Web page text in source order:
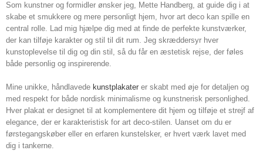
Som kunstner og formidler ønsker jeg, Mette Handberg, at guide dig i at
skabe et smukkere og mere personligt hjem, hvor art deco kan spille en
central rolle. Lad mig hjælpe dig med at finde de perfekte kunstværker,
der kan tilføje karakter og stil til dit rum. Jeg skræddersyr hver
kunstoplevelse til dig og din stil, så du får en æstetisk rejse, der føles
både personlig og inspirerende.
Mine unikke, håndlavede kunstplakater er skabt med øje for detaljen og
med respekt for både nordisk minimalisme og kunstnerisk personlighed.
Hver plakat er designet til at komplementere dit hjem og tilføje et strejf af
elegance, der er karakteristisk for art deco-stilen. Uanset om du er
førstegangskøber eller en erfaren kunstelsker, er hvert værk lavet med
dig i tankerne.